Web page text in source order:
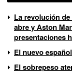
La revolución
abre y Aston
presentaciones
El nuevo
El sobrepeso